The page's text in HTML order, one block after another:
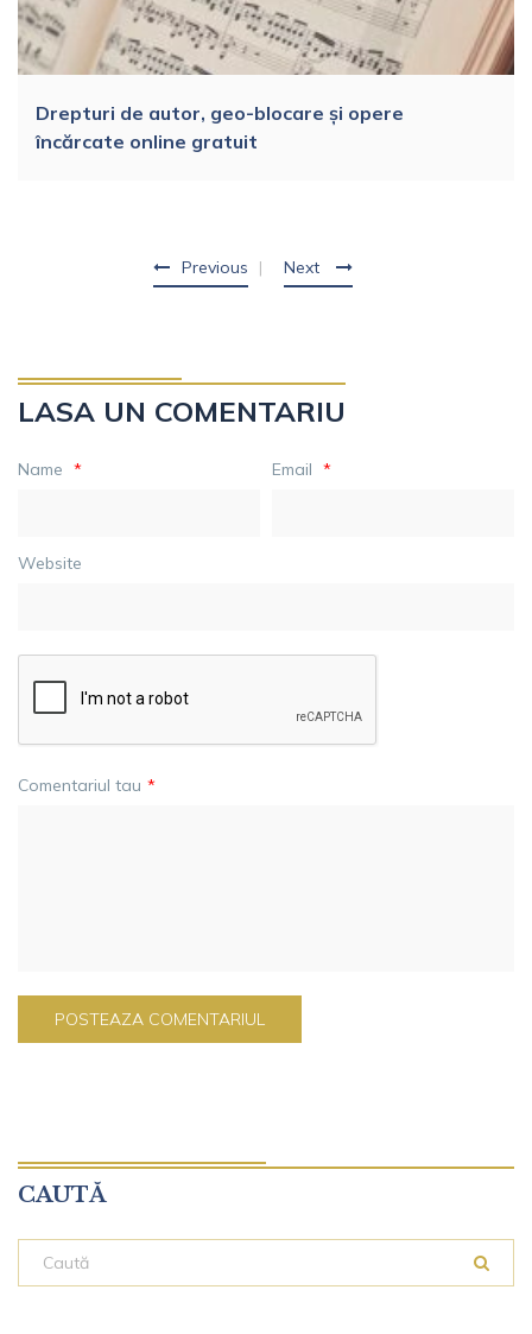
Previous
Drepturi de autor, geo-blocare și opere
încărcate online gratuit
Next
LASA UN COMENTARIU
Name * Email *
Website
Comentariul tau *
CAUTĂ